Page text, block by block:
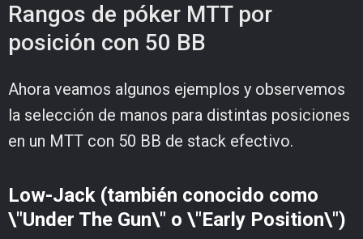
Rangos de póker MTT por
posición con 50 BB
Ahora veamos algunos ejemplos y observemos
la selección de manos para distintas posiciones
en un MTT con 50 BB de stack efectivo.
Low-Jack (también conocido como
\"Under The Gun\" o \"Early Position\")